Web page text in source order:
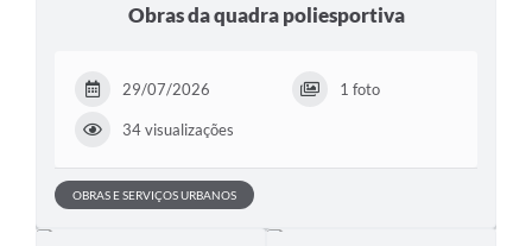
Obras da quadra poliesportiva
29/07/2026 1 foto
34 visualizações
OBRAS E SERVIÇOS URBANOS